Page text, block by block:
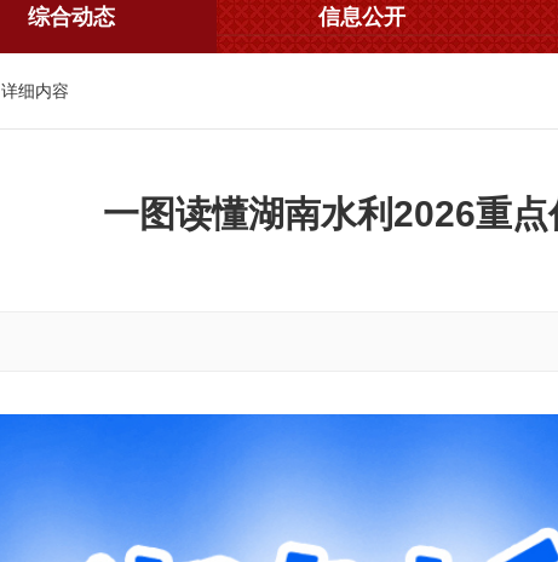
综合动态 信息公开
详细内容
一图读懂湖南水利2026重点